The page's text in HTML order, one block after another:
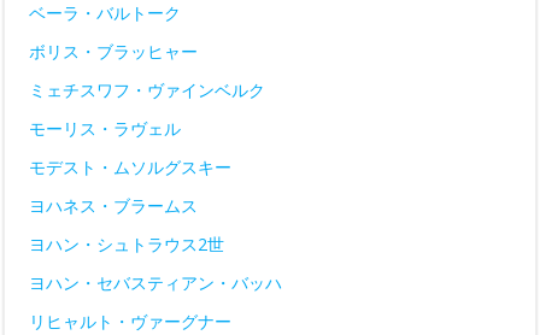
ベーラ・バルトーク
ボリス・ブラッヒャー
ミェチスワフ・ヴァインベルク
モーリス・ラヴェル
モデスト・ムソルグスキー
ヨハネス・ブラームス
ヨハン・シュトラウス2世
ヨハン・セバスティアン・バッハ
リヒャルト・ヴァーグナー